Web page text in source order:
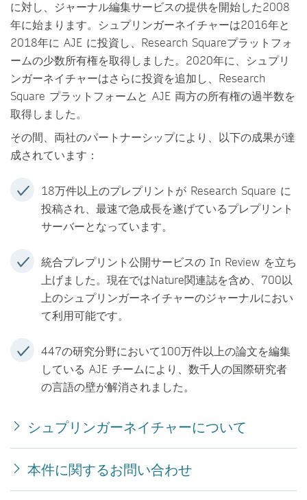
に対し、ジャーナル編集サービスの提供を開始した2008
年に始まります。シュプリンガーネイチャーは2016年と
2018年に AJE に投資し、Research Squareプラットフォ
ームの少数所有権を取得しました。2020年に、シュプリ
ンガーネイチャーはさらに投資を追加し、Research
Square プラットフォームと AJE 両方の所有権の過半数を
取得しました。
その間、両社のパートナーシップにより、以下の成果が達
成されています：
18万件以上のプレプリントが Research Square に
投稿され、最速で急成長を遂げているプレプリント
サーバーとなっています。
統合プレプリント公開サービスの In Review を立ち
上げました。現在ではNature関連誌を含め、700以
上のシュプリンガーネイチャーのジャーナルにおい
て利用可能です。
447の研究分野において100万件以上の論文を編集
している AJE チームにより、数千人の国際研究者
の言語の壁が解消されました。
シュプリンガーネイチャーについて
本件に関するお問い合わせ